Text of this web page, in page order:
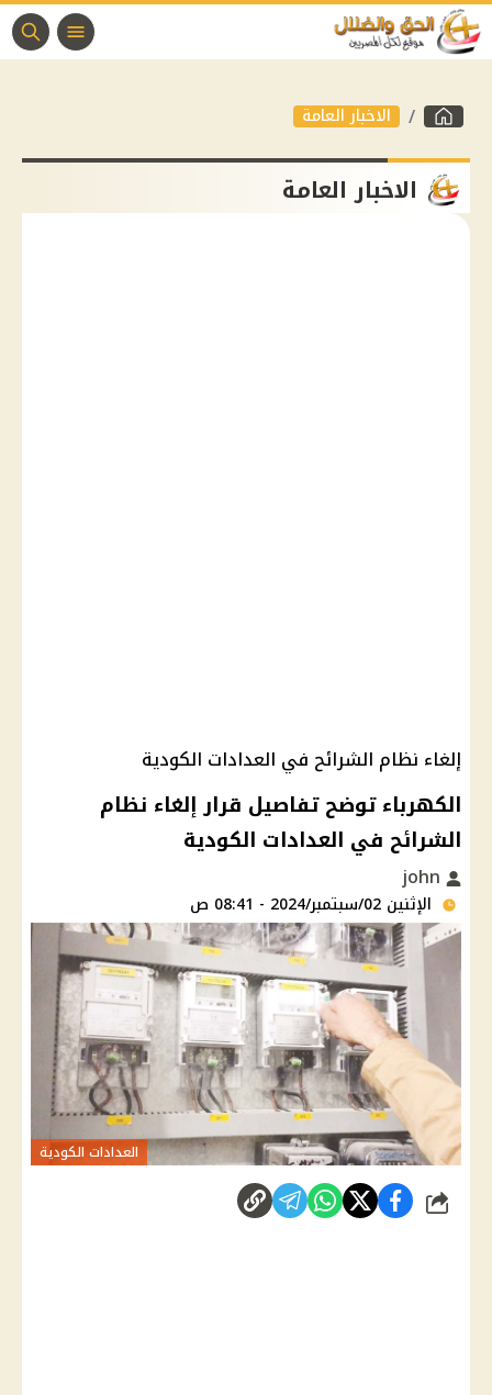
الاخبار العامة
الاخبار العامة
إلغاء نظام الشرائح في العدادات الكودية
الكهرباء توضح تفاصيل قرار إلغاء نظام
الشرائح في العدادات الكودية
الإثنين 02/سبتمبر/2024 - 08:41 ص
العدادات الكودية
شارك